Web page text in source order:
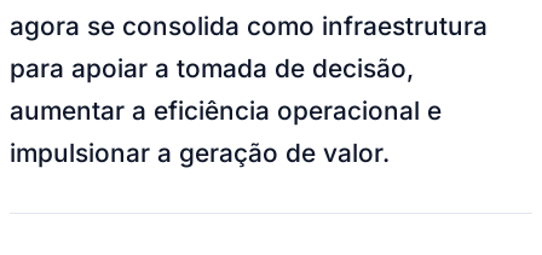
Guia de Empresas
Divulgar Vagas
Publicidade Legal
Negócios Regionais
Hospitais Estaduais
agora se consolida como infraestrutura
para apoiar a tomada de decisão,
aumentar a eficiência operacional e
impulsionar a geração de valor.